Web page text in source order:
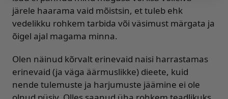
järele haarama vaid mõistsin, et tuleb ehk
vedelikku rohkem tarbida või väsimust märgata ja
õigel ajal magama minna.
Olen näinud kõrvalt erinevaid naisi harrastamas
erinevaid (ja väga äärmuslikke) dieete, kuid
nende tulemuste ja harjumuste jäämine ei ole